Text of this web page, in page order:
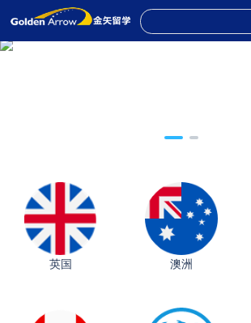
英国 澳洲